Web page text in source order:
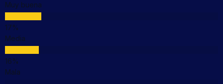
Muy buena
Media
Mala